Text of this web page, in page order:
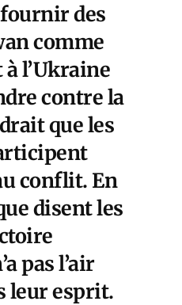
des
comme
l’Ukraine
contre la
que les
conflit. En
disent les
pas l’air
leur esprit.